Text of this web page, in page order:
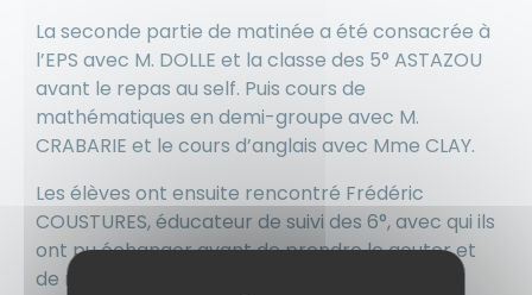
La seconde partie de matinée a été consacrée à
l’EPS avec M. DOLLE et la classe des 5° ASTAZOU
avant le repas au self. Puis cours de
mathématiques en demi-groupe avec M.
CRABARIE et le cours d’anglais avec Mme CLAY.
Les élèves ont ensuite rencontré Frédéric
COUSTURES, éducateur de suivi des 6°, avec qui ils
ont pu échanger avant de prendre le gouter et
de rentrer dans leur école voisine.